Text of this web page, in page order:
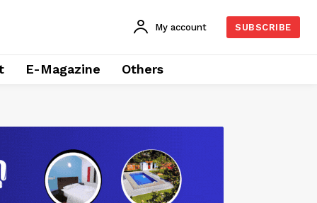
My account SUBSCRIBE
E-Magazine Others